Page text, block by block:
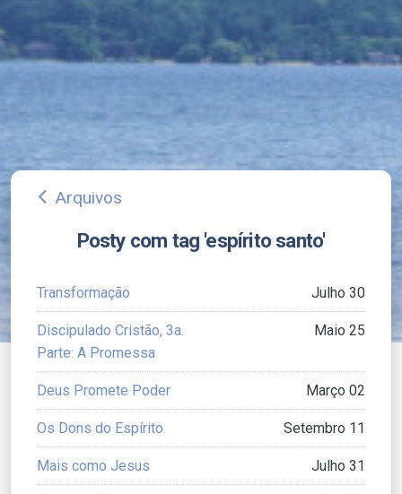
arrow_back_ios Arquivos
Posty com tag 'espírito santo'
Transformação Julho 30
Discipulado Cristão, 3a.
Parte: A Promessa
Maio 25
Deus Promete Poder Março 02
Os Dons do Espírito Setembro 11
Mais como Jesus Julho 31